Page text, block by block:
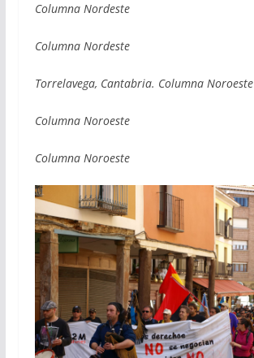
Columna Nordeste
Columna Nordeste
Torrelavega, Cantabria. Columna Noroeste
Columna Noroeste
Columna Noroeste